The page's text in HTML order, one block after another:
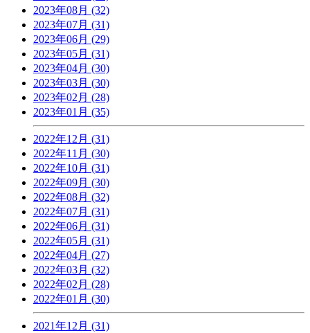
2023年08月 (32)
2023年07月 (31)
2023年06月 (29)
2023年05月 (31)
2023年04月 (30)
2023年03月 (30)
2023年02月 (28)
2023年01月 (35)
2022年12月 (31)
2022年11月 (30)
2022年10月 (31)
2022年09月 (30)
2022年08月 (32)
2022年07月 (31)
2022年06月 (31)
2022年05月 (31)
2022年04月 (27)
2022年03月 (32)
2022年02月 (28)
2022年01月 (30)
2021年12月 (31)